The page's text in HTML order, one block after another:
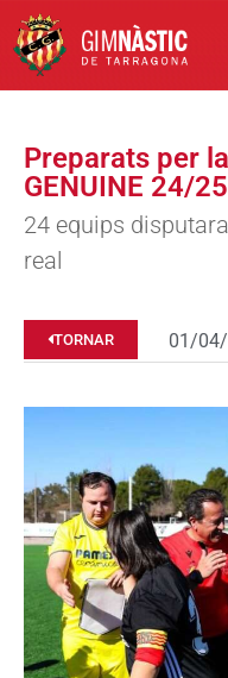
Preparats per
GENUINE 24/25
24 equips
real
TORNAR 01/